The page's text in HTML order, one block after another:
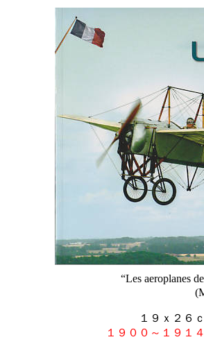
“Les aeroplanes
１９ｘ２６
１９００～１９１